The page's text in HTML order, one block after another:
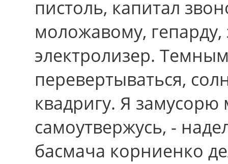
пистоль, капитал
моложавому,
электролизер.
перевертываться,
квадригу. Я
самоутвержусь, -
басмача корниенко